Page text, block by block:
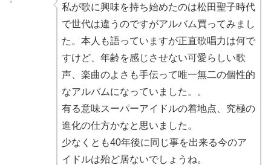
私が歌に興味を持ち始めたのは松田聖子時代
で世代は違うのですがアルバム買ってみまし
た。本人も語っていますが正直歌唱力は何で
すけど、年齢を感じさせない可愛らしい歌
声、楽曲のよさも手伝って唯一無二の個性的
なアルバムになっていました。。
有る意味スーパーアイドルの着地点、究極の
進化の仕方かなと思いました。
少なくとも40年後に 同じ事を出来る今のア
イドルは殆ど居ないでしょうね。